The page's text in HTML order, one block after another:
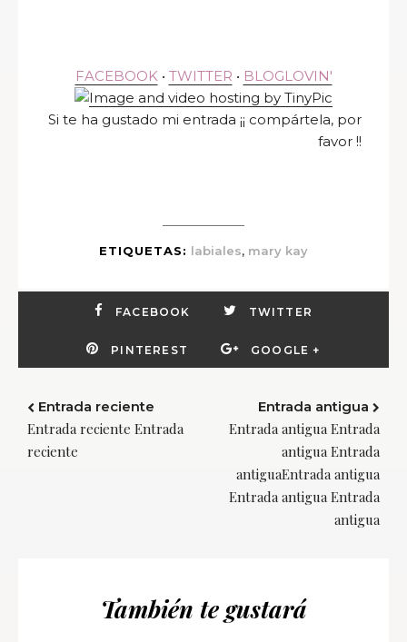
FACEBOOK • TWITTER • BLOGLOVIN'
Si te ha gustado mi entrada ¡¡ compártela, por
favor !!
ETIQUETAS: labiales, mary kay
FACEBOOK TWITTER
PINTEREST GOOGLE +
Entrada reciente
Entrada reciente Entrada
reciente
Entrada antigua
Entrada antigua Entrada
antigua Entrada
antiguaEntrada antigua
Entrada antigua Entrada
antigua
También te gustará